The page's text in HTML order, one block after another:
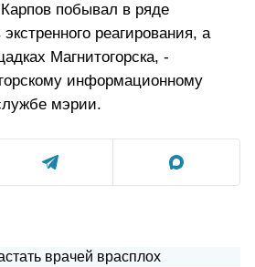
побывал в ряде
реагирования, а
Магнитогорска, -
информационному
мэрии.